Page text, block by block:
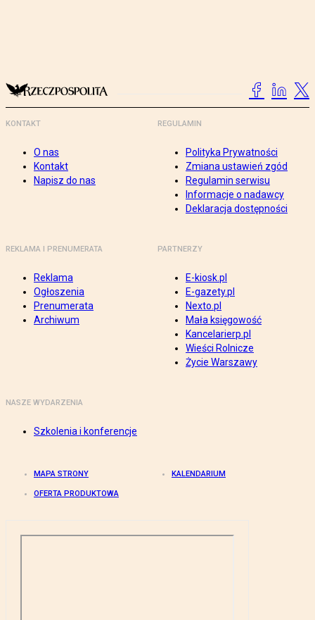
KONTAKT
O nas
Kontakt
Napisz do nas
REGULAMIN
Polityka Prywatności
Zmiana ustawień zgód
Regulamin serwisu
Informacje o nadawcy
Deklaracja dostępności
REKLAMA I PRENUMERATA
Reklama
Ogłoszenia
Prenumerata
Archiwum
PARTNERZY
E-kiosk.pl
E-gazety.pl
Nexto.pl
Mała księgowość
Kancelarierp.pl
Wieści Rolnicze
Życie Warszawy
NASZE WYDARZENIA
Szkolenia i konferencje
MAPA STRONY KALENDARIUM
OFERTA PRODUKTOWA